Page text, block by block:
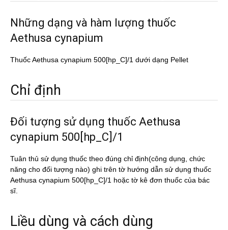
Những dạng và hàm lượng thuốc
Aethusa cynapium
Thuốc Aethusa cynapium 500[hp_C]/1 dưới dạng Pellet
Chỉ định
Đối tượng sử dụng thuốc Aethusa
cynapium 500[hp_C]/1
Tuân thủ sử dụng thuốc theo đúng chỉ định(công dụng, chức
năng cho đối tượng nào) ghi trên tờ hướng dẫn sử dụng thuốc
Aethusa cynapium 500[hp_C]/1 hoặc tờ kê đơn thuốc của bác
sĩ.
Liều dùng và cách dùng